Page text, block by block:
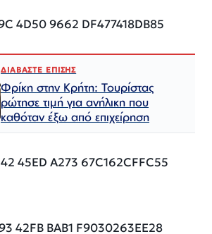
ΔΙΑΒΑΣΤΕ ΕΠΙΣΗΣ
Φρίκη στην Κρήτη: Τουρίστας
ρώτησε τιμή για ανήλικη που
καθόταν έξω από επιχείρηση